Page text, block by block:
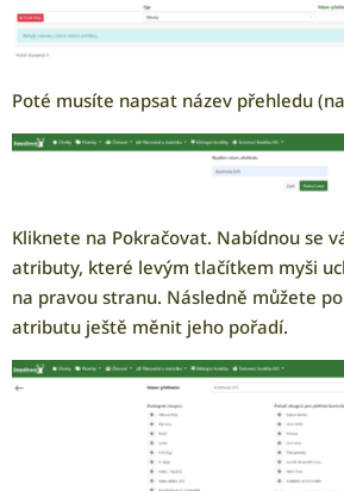
Poté musíte napsat název přehledu
Kliknete na Pokračovat. Nabídnou se
atributy, které levým tlačítkem myši
na pravou stranu. Následně můžete
atributu ještě měnit jeho pořadí.